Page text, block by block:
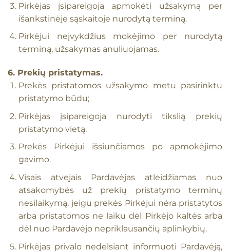
Pirkėjas įsipareigoja apmokėti užsakymą per
išankstinėje sąskaitoje nurodytą terminą.
Pirkėjui neįvykdžius mokėjimo per nurodytą
terminą, užsakymas anuliuojamas.
6. Prekių pristatymas.
Prekės pristatomos užsakymo metu pasirinktu
pristatymo būdu;
Pirkėjas įsipareigoja nurodyti tikslią prekių
pristatymo vietą.
Prekės Pirkėjui išsiunčiamos po apmokėjimo
gavimo.
Visais atvejais Pardavėjas atleidžiamas nuo
atsakomybės už prekių pristatymo terminų
nesilaikymą, jeigu prekės Pirkėjui nėra pristatytos
arba pristatomos ne laiku dėl Pirkėjo kaltės arba
dėl nuo Pardavėjo nepriklausančių aplinkybių.
Pirkėjas privalo nedelsiant informuoti Pardavėją,